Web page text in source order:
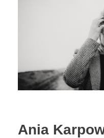
Aspern
Ania